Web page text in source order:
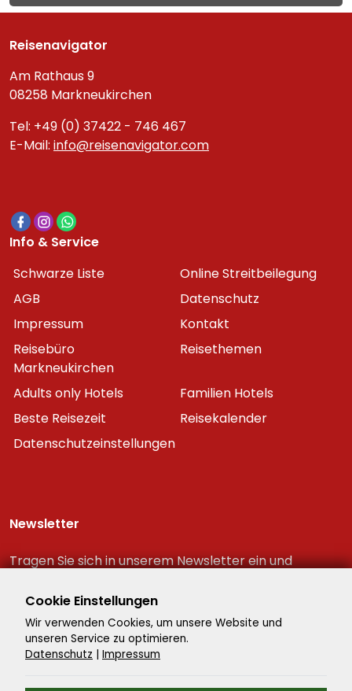
Reisenavigator
Am Rathaus 9
08258 Markneukirchen
Tel: +49 (0) 37422 - 746 467
E-Mail: info@reisenavigator.com
Info & Service
Schwarze Liste
Online Streitbeilegung
AGB
Datenschutz
Impressum
Kontakt
Reisebüro
Markneukirchen
Reisethemen
Adults only Hotels
Familien Hotels
Beste Reisezeit
Reisekalender
Datenschutzeinstellungen
Newsletter
Tragen Sie sich in unserem Newsletter ein und
Reiseschnäppchen!
Cookie Einstellungen
Wir verwenden Cookies, um unsere Website und
unseren Service zu optimieren.
Datenschutz | Impressum